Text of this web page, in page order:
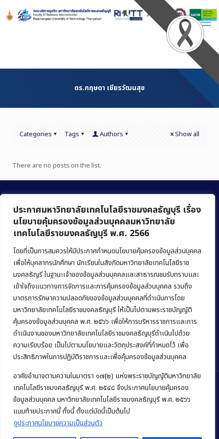
ประกาศมหาวิทยาลัยเทคโนโลยีราชมงคลธัญบุรี เรื่อง
นโยบายคุ้มครองข้อมูลส่วนบุคคลมหาวิทยาลัย
เทคโนโลยีราชมงคลธัญบุรี พ.ศ. 2566
โดยที่เป็นการสมควรให้มีประกาศกำหนดนโยบายคุ้มครองข้อมูลส่วนบุคคล
เพื่อให้บุคลากรนักศึกษา นักเรียนในสังกัดมหาวิทยาลัยเทคโนโลยีราช
มงคลธัญรี ในฐานะเจ้าของข้อมูลส่วนบุคคลและสาธารณชนรับทราบและ
เข้าใจถึงแนวทางการจัดการและการคุ้มครองข้อมูลส่วนบุคคล รวมถึง
มาตรการรักษาความปลอดภัยของข้อมูลส่วนบุคคลที่ดำเนินการโดย
มหาวิทยาลัยเทคโนโลยีราชมงคลธัญบุรี ให้เป็นไปตามพระราชบัญญัติ
คุ้มครองข้อมูลส่วนบุคคล พ.ศ. ๒๕๖๖ เพื่อให้การบริหารราชการและการ
ดำเนินงานของมหาวิทยาลัยเทคโนโลยีราชมงคลธัญบุรีดำเนินไปด้วย
ความเรียบร้อย เป็นไปตามนโยบายและวัตถุประสงค์ที่กำหนดไว้ เพื่อ
ประสิทธิภาพในการปฏิบัติราชการและเพื่อคุ้มครองข้อมูลส่วนบุคคล
อาศัยอำนาจตามความในมาตรา ๑๗(๒) แห่งพระราชบัญญัติมหาวิทยาลัย
เทคโนโลยีราชมงคลธัญบุรี พ.ศ. ๒๕๔๘ จึงประกาศนโยบายคุ้มครอง
ข้อมูลส่วนบุคคล มหาวิทยาลัยเทคโนโลยีราชมงคลธัญบุรี พ.ศ. ๒๕๖๖
แนบท้ายประกาศนี้ ทั้งนี้ ตั้งแต่บัดนี้เป็นต้นไป
ดูประกาศนโยบายความเป็นส่วนตัว
Content
ดร.กฤษดา เชียรวัฒนสุข
Categories Tags Authors Show all
There are no posts on the list.
คณะบริหารธุรกิจ
มหาวิทยาลัยเทคโนโลยีราชมงคลธัญบุรี
39 หมู่ 1 ถนนรังสิต-นครนายก ตำบลคลองหก
อำเภอคลองหลวง จังหวัดปทุมธานี 12120
Phone:+66 (0) 2549 3243,+66 (0) 2549 3241
E-mail:bus@rmutt.ac.th
Copyright © 2022 คณะบริหารธุรกิจ มหาวิทยาลัยเทคโนโลยีราชมงคล
ธัญบุรี